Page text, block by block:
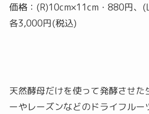
価格：(R)10cm×11cm・880円、
各3,000円(税込)
天然酵母だけを使って発酵させた
ーやレーズンなどのドライフルー